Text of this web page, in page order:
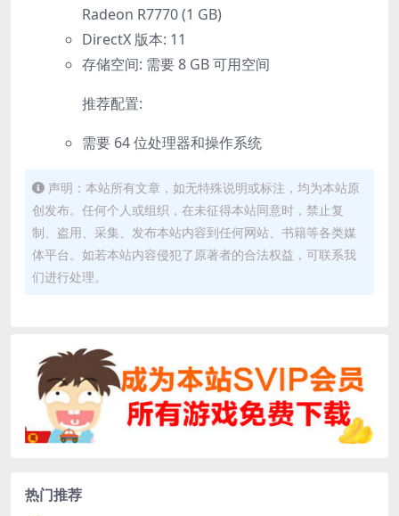
Radeon R7770 (1 GB)
DirectX 版本: 11
存储空间: 需要 8 GB 可用空间
推荐配置:
需要 64 位处理器和操作系统
声明：本站所有文章，如无特殊说明或标注，均为本站原
创发布。任何个人或组织，在未征得本站同意时，禁止复
制、盗用、采集、发布本站内容到任何网站、书籍等各类媒
体平台。如若本站内容侵犯了原著者的合法权益，可联系我
们进行处理。
热门推荐